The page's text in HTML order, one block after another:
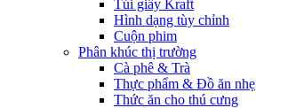
Túi giấy Kraft
Hình dạng tùy chỉnh
Cuộn phim
Phân khúc thị trường
Cà phê & Trà
Thực phẩm & Đồ ăn nhẹ
Thức ăn cho thú cưng